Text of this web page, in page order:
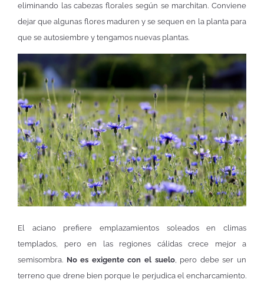
eliminando las cabezas florales según se marchitan. Conviene
dejar que algunas flores maduren y se sequen en la planta para
que se autosiembre y tengamos nuevas plantas.
El aciano prefiere emplazamientos soleados en climas
templados, pero en las regiones cálidas crece mejor a
semisombra. No es exigente con el suelo, pero debe ser un
terreno que drene bien porque le perjudica el encharcamiento.